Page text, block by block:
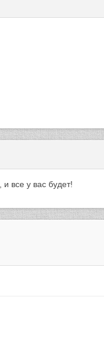
, и все у вас будет!